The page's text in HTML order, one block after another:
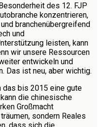
des 12. FJP
konzentrieren,
branchenübergreifend
und
leisten, kann
wir unsere Ressourcen
entwickeln und
Das ist neu, aber wichtig.
das bis 2015 eine gute
die chinesische
Großmacht
sondern Reales